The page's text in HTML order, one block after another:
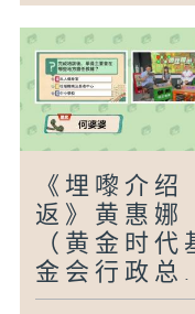
《埋嚟介绍
返》黄惠娜
（黄金时代
金会行政总